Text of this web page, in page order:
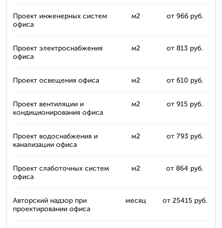
Проект инженерных систем
офиса
м2 от 966 руб.
Проект электроснабжения
офиса
м2 от 813 руб.
Проект освещения офиса м2 от 610 руб.
Проект вентиляции и
кондиционирования офиса
м2 от 915 руб.
Проект водоснабжения и
канализации офиса
м2 от 793 руб.
Проект слаботочных систем
офиса
м2 от 864 руб.
Авторский надзор при
проектировании офиса
месяц от 25415 руб.